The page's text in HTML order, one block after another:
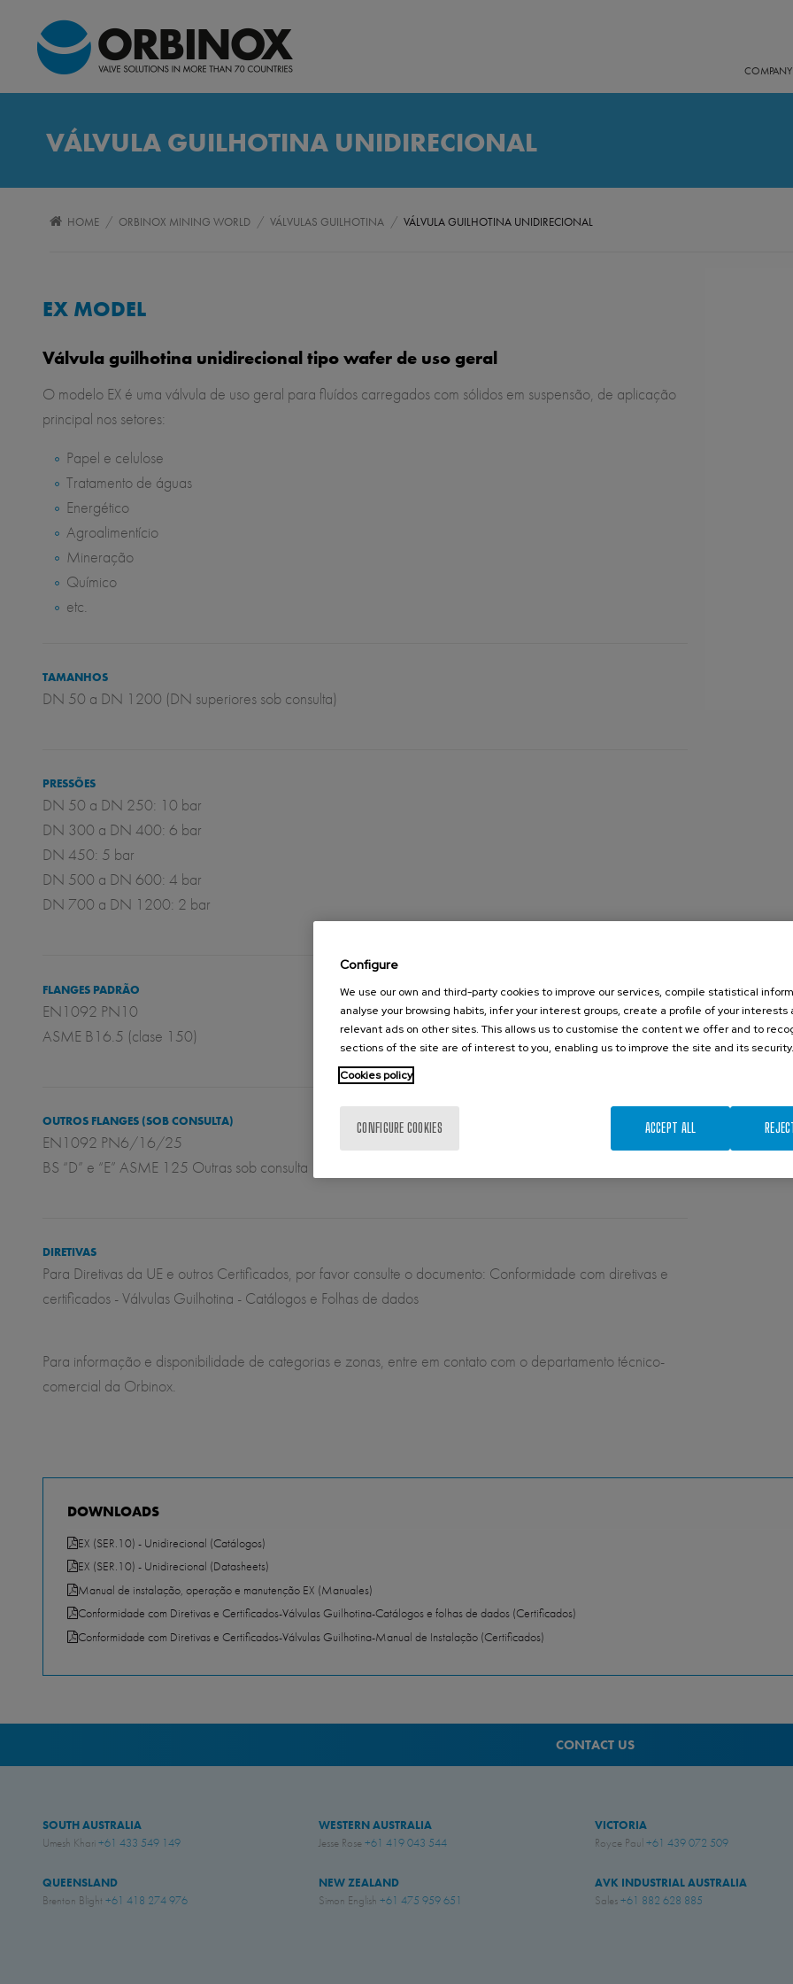
COMPANY
VÁLVULA GUILHOTINA UNIDIRECIONAL
HOME / ORBINOX MINING WORLD / VÁLVULAS GUILHOTINA / VÁLVULA GUILHOTINA UNIDIRECIONAL
EX MODEL
Válvula guilhotina unidirecional tipo wafer de uso geral
O modelo EX é uma válvula de uso geral para fluídos carregados com sólidos em suspensão, de aplicação
principal nos setores:
Papel e celulose
Tratamento de águas
Energético
Agroalimentício
Mineração
Químico
etc.
TAMANHOS
DN 50 a DN 1200 (DN superiores sob consulta)
PRESSÕES
DN 50 a DN 250: 10 bar
DN 300 a DN 400: 6 bar
DN 450: 5 bar
DN 500 a DN 600: 4 bar
DN 700 a DN 1200: 2 bar
FLANGES PADRÃO
EN1092 PN10
ASME B16.5 (clase 150)
OUTROS FLANGES (SOB CONSULTA)
EN1092 PN6/16/25
BS “D” e “E” ASME 125 Outras sob consulta
DIRETIVAS
Para Diretivas da UE e outros Certificados, por favor consulte o documento: Conformidade com diretivas e
certificados - Válvulas Guilhotina - Catálogos e Folhas de dados
Para informação e disponibilidade de categorias e zonas, entre em contato com o departamento técnico-
comercial da Orbinox.
DOWNLOADS
EX (SER.10) - Unidirecional (Catálogos)
EX (SER.10) - Unidirecional (Datasheets)
Manual de instalação, operação e manutenção EX (Manuales)
Conformidade com Diretivas e Certificados-Válvulas Guilhotina-Catálogos e folhas de dados (Certificados)
Conformidade com Diretivas e Certificados-Válvulas Guilhotina-Manual de Instalação (Certificados)
CONTACT US
SOUTH AUSTRALIA
Umesh Khari +61 433 549 149
QUEENSLAND
Brenton Blight +61 418 274 976
WESTERN AUSTRALIA
Jesse Rose+61 419 043 544
NEW ZEALAND
Simon English +61 475 959 651
VICTORIA
Royce Paul +61 439 072 509
AVK INDUSTRIAL AUSTRALIA
Sales+61 882 628 885
Configure
We use our own and third-party cookies to improve our services, compile statistical
analyse your browsing habits, infer your interest groups, create a profile of your interests
relevant ads on other sites. This allows us to customise the content we offer and to
sections of the site are of interest to you, enabling us to improve the site and its security.
Cookies policy
CONFIGURE COOKIES ACCEPT ALL